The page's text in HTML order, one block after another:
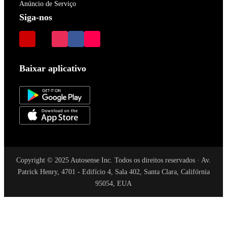
Anúncio de Serviço
Siga-nos
Baixar aplicativo
Copyright © 2025 Autosense Inc. Todos os direitos reservados · Av.
Patrick Henry, 4701 - Edifício 4, Sala 402, Santa Clara, Califórnia
95054, EUA